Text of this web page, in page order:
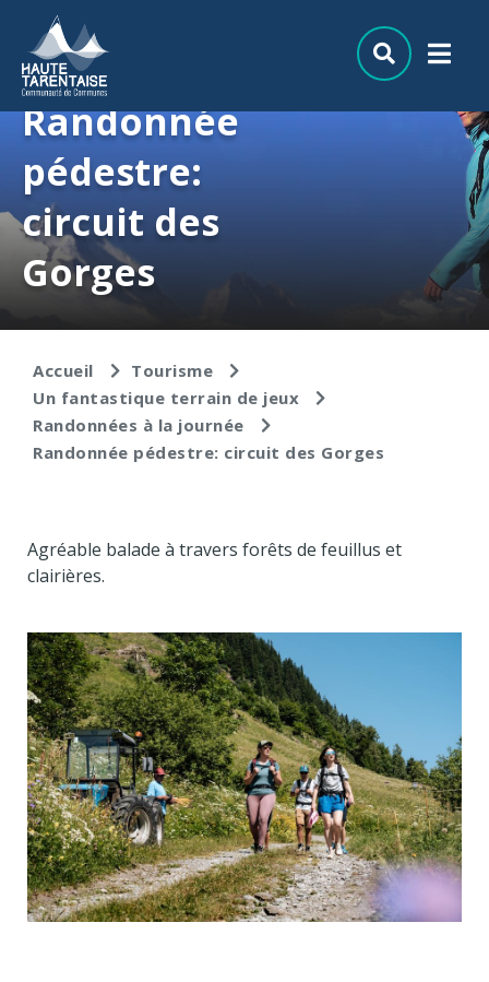
Aller à la recherche
Randonnée
pédestre:
circuit des
Gorges
Accueil
Tourisme
Un fantastique terrain de jeux
Randonnées à la journée
Randonnée pédestre: circuit des Gorges
Agréable balade à travers forêts de feuillus et
clairières.